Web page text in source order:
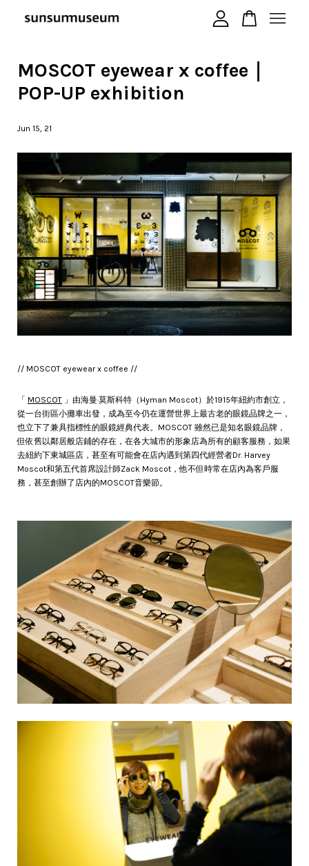
MOSCOT eyewear x coffee｜
POP-UP exhibition
Jun 15, 21
// MOSCOT eyewear x coffee //
「 MOSCOT 」由海曼·莫斯科特（Hyman Moscot）於1915年紐約市創立，
從一台街區小攤車出發，成為至今仍在運營世界上最古老的眼鏡品牌之一，
也立下了兼具指標性的眼鏡經典代表。MOSCOT 雖然已是知名眼鏡品牌，
但依舊以鄰居般店鋪的存在，在各大城市的形象店為所有的顧客服務，如果
去紐約下東城區店，甚至有可能會在店內遇到第四代經營者Dr. Harvey
Moscot和第五代首席設計師Zack Moscot，他不但時常在店內為客戶服
務，甚至創辦了店內的MOSCOT音樂節。
您的購物車目前還是空的。